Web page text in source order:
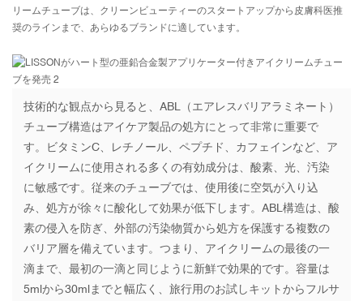
リームチューブは、クリーンビューティーのスタートアップから皮膚科医推
奨のラインまで、あらゆるブランドに適しています。
技術的な観点から見ると、ABL（エアレスバリアラミネート）
チューブ構造はアイケア製品の処方にとって非常に重要で
す。ビタミンC、レチノール、ペプチド、カフェインなど、ア
イクリームに使用される多くの有効成分は、酸素、光、汚染
に敏感です。従来のチューブでは、使用後に空気が入り込
み、処方が徐々に酸化して効果が低下します。ABL構造は、酸
素の侵入を防ぎ、外部の汚染物質から処方を保護する複数の
バリア層を備えています。つまり、アイクリームの最後の一
滴まで、最初の一滴と同じように新鮮で効果的です。容量は
5mlから30mlまでと幅広く、旅行用のお試しキットからフルサ